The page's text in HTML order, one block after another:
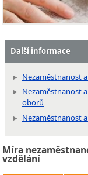
Další informace
Nezaměstnanost
Nezaměstnanost
oborů
Nezaměstnanost
Míra
vzdělání